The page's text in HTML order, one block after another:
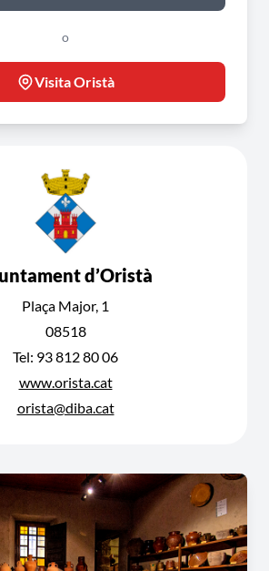
o
Visita Oristà
d’Oristà
Plaça Major, 1
08518
Tel: 93 812 80 06
www.orista.cat
orista@diba.cat